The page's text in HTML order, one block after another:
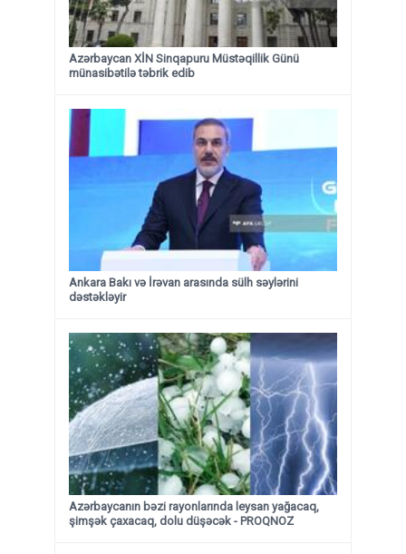
Azərbaycan XİN Sinqapuru Müstəqillik Günü
münasibətilə təbrik edib
Ankara Bakı və İrəvan arasında sülh səylərini
dəstəkləyir
Azərbaycanın bəzi rayonlarında leysan yağacaq,
şimşək çaxacaq, dolu düşəcək - PROQNOZ